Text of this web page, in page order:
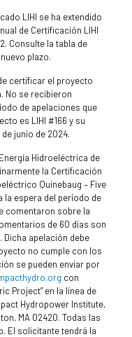
LIHI se ha extendido
de Certificación LIHI
Consulte la tabla de
plazo.
certificar el proyecto
No se recibieron
de apelaciones que
es LIHI #166 y su
junio de 2024.
Hidroeléctrica de
la Certificación
Quinebaug – Five
la espera del período de
comentaron sobre la
de 60 días son
Dicha apelación debe
no cumple con los
se pueden enviar por
con
Project” en la línea de
Hydropower Institute,
MA 02420. Todas las
El solicitante tendrá la